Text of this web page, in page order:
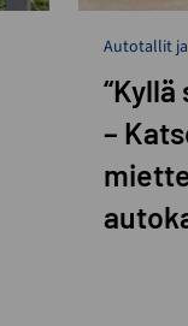
Autotallit
–